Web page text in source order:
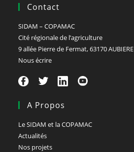
Contact
SIDAM – COPAMAC
Cité régionale de l’agriculture
9 allée Pierre de Fermat, 63170 AUBIERE
Nous écrire
A Propos
Le SIDAM et la COPAMAC
Actualités
Nos projets